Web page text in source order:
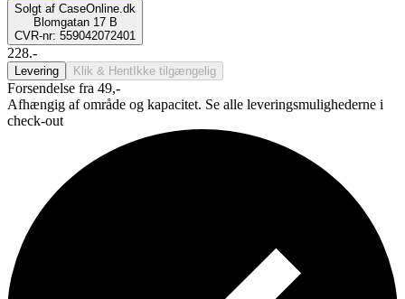
Solgt af CaseOnline.dk
Blomgatan 17 B
CVR-nr: 559042072401
228.-
Levering Klik & Hent Ikke tilgængelig
Forsendelse fra 49,-
Afhængig af område og kapacitet. Se alle leveringsmulighederne i
check-out